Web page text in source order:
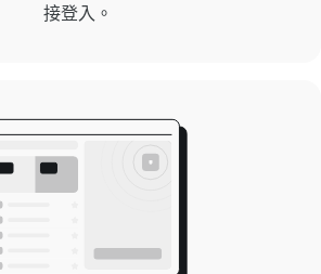
接登入。